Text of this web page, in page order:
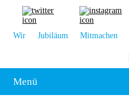
Wir Jubiläum Mitmachen
Menü